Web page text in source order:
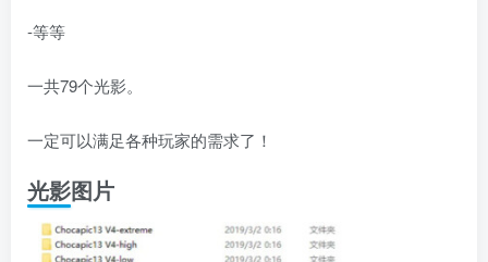
-等等
一共79个光影。
一定可以满足各种玩家的需求了！
光影图片